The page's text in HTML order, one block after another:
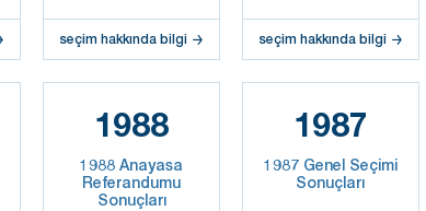
seçim hakkında bilgi seçim hakkında bilgi
1988
1988 Anayasa
Referandumu
Sonuçları
1987
1987 Genel Seçimi
Sonuçları